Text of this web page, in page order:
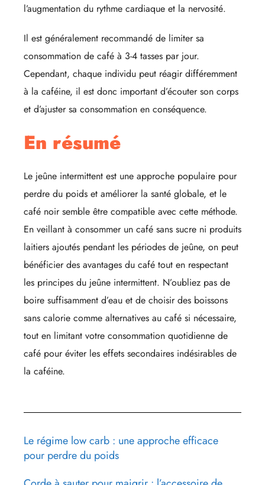
l’augmentation du rythme cardiaque et la nervosité.
Il est généralement recommandé de limiter sa
consommation de café à 3-4 tasses par jour.
Cependant, chaque individu peut réagir différemment
à la caféine, il est donc important d’écouter son corps
et d’ajuster sa consommation en conséquence.
En résumé
Le jeûne intermittent est une approche populaire pour
perdre du poids et améliorer la santé globale, et le
café noir semble être compatible avec cette méthode.
En veillant à consommer un café sans sucre ni produits
laitiers ajoutés pendant les périodes de jeûne, on peut
bénéficier des avantages du café tout en respectant
les principes du jeûne intermittent. N’oubliez pas de
boire suffisamment d’eau et de choisir des boissons
sans calorie comme alternatives au café si nécessaire,
tout en limitant votre consommation quotidienne de
café pour éviter les effets secondaires indésirables de
la caféine.
Le régime low carb : une approche efficace
pour perdre du poids